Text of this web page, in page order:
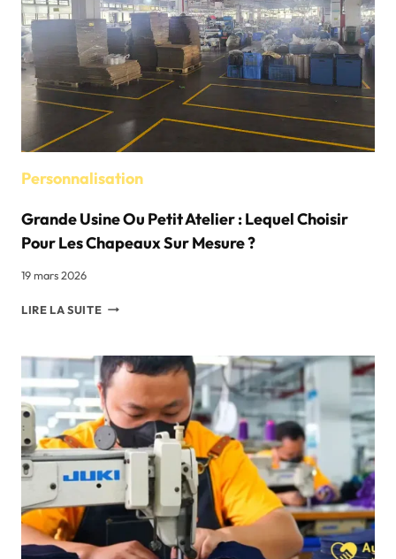
ESPAGNOL
Personnalisation
Grande Usine Ou Petit Atelier : Lequel Choisir
Pour Les Chapeaux Sur Mesure ?
19 mars 2026
LIRE LA SUITEGRANDE
PETIT
ATELIER
:
LEQUEL
CHOISIR
POUR
LES
CHAPEAUX
SUR
MESURE